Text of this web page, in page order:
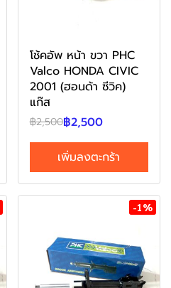
โช้คอัพ หน้า ขวา PHC
Valco HONDA CIVIC
2001 (ฮอนด้า ซีวิค)
แก๊ส
฿2,500฿2,500
เพิ่มลงตะกร้า
-1%